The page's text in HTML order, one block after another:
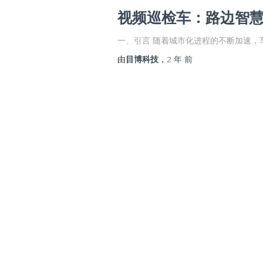
视频巡检车：路边智
一、引言 随着城市化进程的不断加速
由目博科技， 2 年前